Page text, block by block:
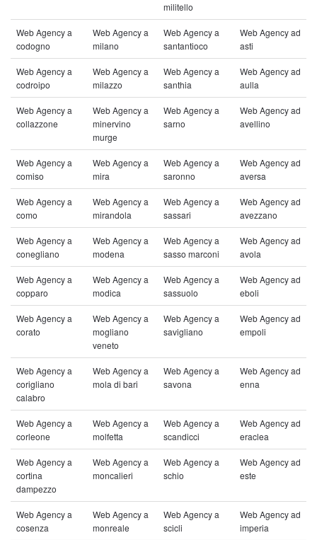
militello
Web Agency a
codogno
Web Agency a
milano
Web Agency a
santantioco
Web Agency ad
asti
Web Agency a
codroipo
Web Agency a
milazzo
Web Agency a
santhia
Web Agency ad
aulla
Web Agency a
collazzone
Web Agency a
minervino
murge
Web Agency a
sarno
Web Agency ad
avellino
Web Agency a
comiso
Web Agency a
mira
Web Agency a
saronno
Web Agency ad
aversa
Web Agency a
como
Web Agency a
mirandola
Web Agency a
sassari
Web Agency ad
avezzano
Web Agency a
conegliano
Web Agency a
modena
Web Agency a
sasso marconi
Web Agency ad
avola
Web Agency a
copparo
Web Agency a
modica
Web Agency a
sassuolo
Web Agency ad
eboli
Web Agency a
corato
Web Agency a
mogliano
veneto
Web Agency a
savigliano
Web Agency ad
empoli
Web Agency a
corigliano
calabro
Web Agency a
mola di bari
Web Agency a
savona
Web Agency ad
enna
Web Agency a
corleone
Web Agency a
molfetta
Web Agency a
scandicci
Web Agency ad
eraclea
Web Agency a
cortina
dampezzo
Web Agency a
moncalieri
Web Agency a
schio
Web Agency ad
este
Web Agency a
cosenza
Web Agency a
monreale
Web Agency a
scicli
Web Agency ad
imperia